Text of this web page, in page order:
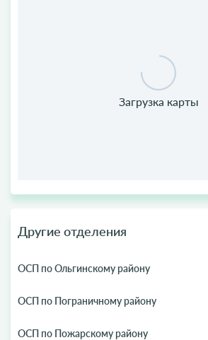
Другие отделения
ОСП по Ольгинскому району
ОСП по Пограничному району
ОСП по Пожарскому району